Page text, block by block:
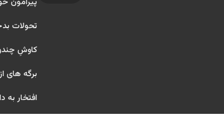
تحولات
کاوشِ
برگه های
افتخار به